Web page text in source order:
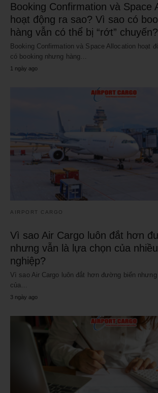
Booking Confirmation và Space
hoạt động ra sao? Vì sao có
hàng vẫn có thể bị “rớt” chuyến?
Booking Confirmation và Space Allocation hoạt
có booking nhưng hàng…
1 ngày ago
AIRPORT CARGO
Vì sao Air Cargo luôn đắt hơn
nhưng vẫn là lựa chọn của
nghiệp?
Vì sao Air Cargo luôn đắt hơn đường biển
của…
3 ngày ago